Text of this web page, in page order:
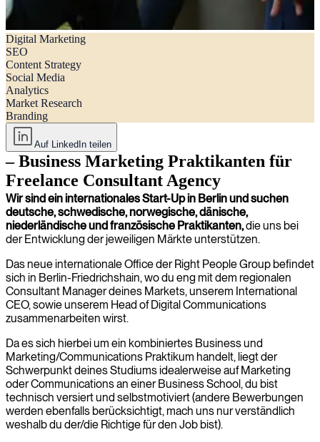
Praktikum in Berlin – Business Marketing Praktikanten für
Freelance Consultant Agency
Digital Marketing
SEO
Content Strategy
Social Media
Analytics
Market Research
Branding
Auf LinkedIn teilen
– Business Marketing Praktikanten für
Freelance Consultant Agency
Wir sind ein internationales Start-Up in Berlin und suchen
deutsche, schwedische, norwegische, dänische,
niederländische und französische Praktikanten,die uns bei
der Entwicklung der jeweiligen Märkte unterstützen.
Das neue internationale Office der Right People Group befindet
sich in Berlin-Friedrichshain, wo du eng mit dem regionalen
Consultant Manager deines Markets, unserem International
CEO, sowie unserem Head of Digital Communications
zusammenarbeiten wirst.
Da es sich hierbei um ein kombiniertes Business und
Marketing/Communications Praktikum handelt, liegt der
Schwerpunkt deines Studiums idealerweise auf Marketing
oder Communications an einer Business School, du bist
technisch versiert und selbstmotiviert (andere Bewerbungen
werden ebenfalls berücksichtigt, mach uns nur verständlich
weshalb du der/die Richtige für den Job bist).